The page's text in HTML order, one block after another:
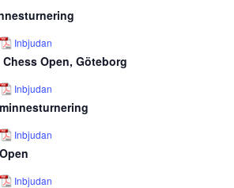
Inbjudan
Open, Göteborg
Inbjudan
Inbjudan
Inbjudan